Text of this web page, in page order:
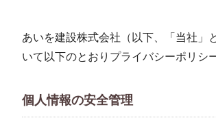
あいを建設株式会社（以下、「当社」
いて以下のとおりプライバシーポリシ
個人情報の安全管理